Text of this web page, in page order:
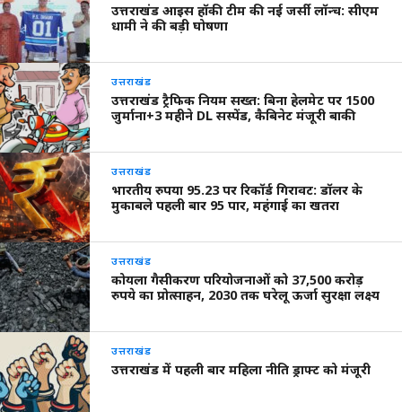
उत्तराखंड आइस हॉकी टीम की नई जर्सी लॉन्च: सीएम
धामी ने की बड़ी घोषणा
उत्तराखंड
उत्तराखंड ट्रैफिक नियम सख्त: बिना हेलमेट पर 1500
जुर्माना+3 महीने DL सस्पेंड, कैबिनेट मंजूरी बाकी
उत्तराखंड
भारतीय रुपया 95.23 पर रिकॉर्ड गिरावट: डॉलर के
मुकाबले पहली बार 95 पार, महंगाई का खतरा
उत्तराखंड
कोयला गैसीकरण परियोजनाओं को 37,500 करोड़
रुपये का प्रोत्साहन, 2030 तक घरेलू ऊर्जा सुरक्षा लक्ष्य
उत्तराखंड
उत्तराखंड में पहली बार महिला नीति ड्राफ्ट को मंजूरी